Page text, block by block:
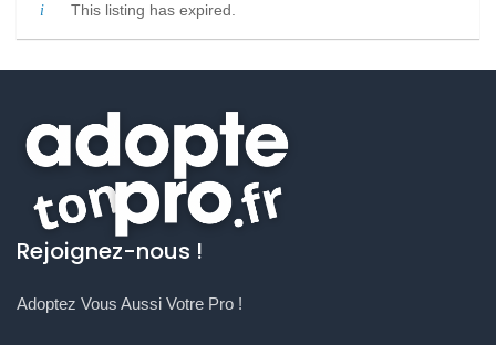
This listing has expired.
Rejoignez-nous !
Adoptez Vous Aussi Votre Pro !